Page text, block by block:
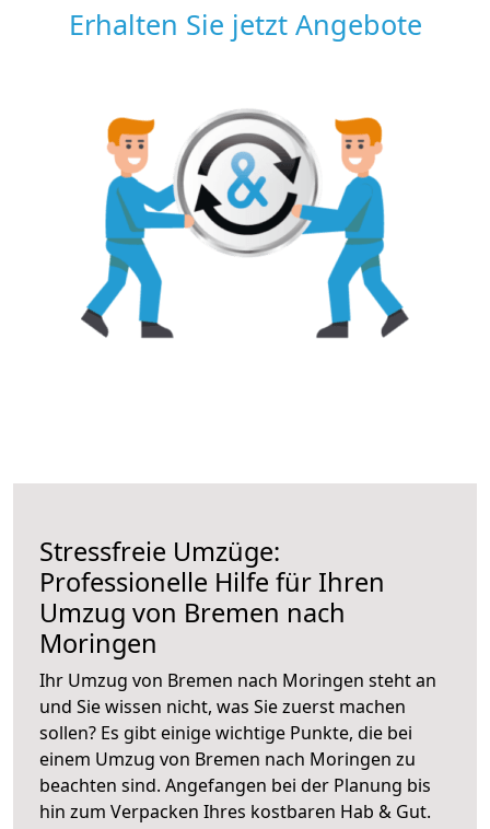
Erhalten Sie jetzt Angebote
Stressfreie Umzüge:
Professionelle Hilfe für Ihren
Umzug von Bremen nach
Moringen
Ihr Umzug von Bremen nach Moringen steht an
und Sie wissen nicht, was Sie zuerst machen
sollen? Es gibt einige wichtige Punkte, die bei
einem Umzug von Bremen nach Moringen zu
beachten sind. Angefangen bei der Planung bis
hin zum Verpacken Ihres kostbaren Hab & Gut.